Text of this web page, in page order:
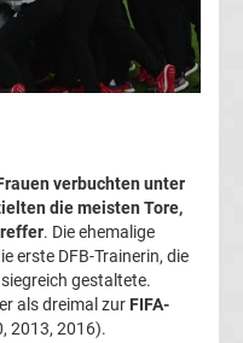
verbuchten unter
die meisten Tore,
. Die ehemalige
erste DFB-Trainerin, die
gestaltete.
als dreimal zur FIFA-
2013, 2016).